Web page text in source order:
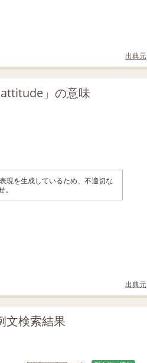
出典元
」の意味
現を生成しているため、不適切な
出典元
文検索結果